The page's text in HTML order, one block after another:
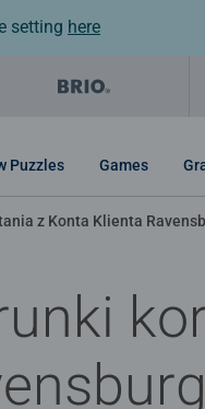
setting here
Puzzles Games
z Konta Klienta